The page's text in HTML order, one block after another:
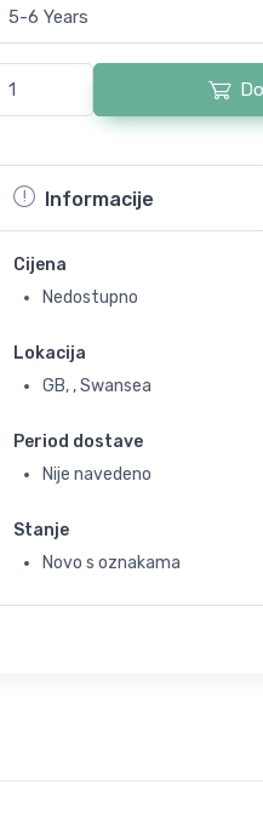
Informacije
Cijena
Nedostupno
Lokacija
GB, , Swansea
Period dostave
Nije navedeno
Stanje
Novo s oznakama